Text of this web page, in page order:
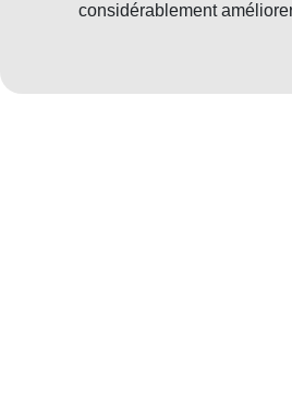
considérablement